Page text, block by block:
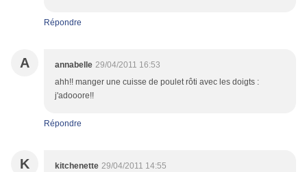
Répondre
A annabelle 29/04/2011 16:53
ahh!! manger une cuisse de poulet rôti avec les doigts :
j'adooore!!
Répondre
K kitchenette 29/04/2011 14:55